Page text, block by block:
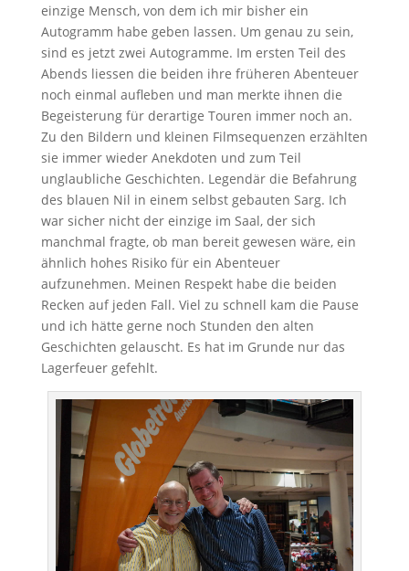
einzige Mensch, von dem ich mir bisher ein
Autogramm habe geben lassen. Um genau zu sein,
sind es jetzt zwei Autogramme. Im ersten Teil des
Abends liessen die beiden ihre früheren Abenteuer
noch einmal aufleben und man merkte ihnen die
Begeisterung für derartige Touren immer noch an.
Zu den Bildern und kleinen Filmsequenzen erzählten
sie immer wieder Anekdoten und zum Teil
unglaubliche Geschichten. Legendär die Befahrung
des blauen Nil in einem selbst gebauten Sarg. Ich
war sicher nicht der einzige im Saal, der sich
manchmal fragte, ob man bereit gewesen wäre, ein
ähnlich hohes Risiko für ein Abenteuer
aufzunehmen. Meinen Respekt habe die beiden
Recken auf jeden Fall. Viel zu schnell kam die Pause
und ich hätte gerne noch Stunden den alten
Geschichten gelauscht. Es hat im Grunde nur das
Lagerfeuer gefehlt.